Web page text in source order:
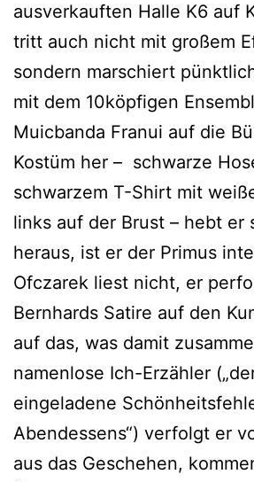
ausverkauften Halle K6 auf
tritt auch nicht mit großem
sondern marschiert
mit dem 10köpfigen
Muicbanda Franui auf die
Kostüm her – schwarze
schwarzem T-Shirt mit
links auf der Brust – hebt er
heraus, ist er der Primus
Ofczarek liest nicht, er
Bernhards Satire auf den
auf das, was damit
namenlose Ich-Erzähler
eingeladene
Abendessens“) verfolgt er
aus das Geschehen,